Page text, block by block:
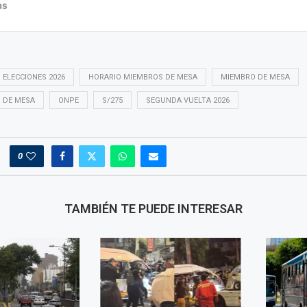
ELECCIONES 2026 HORARIO MIEMBROS DE MESA MIEMBRO DE MESA
MESA ONPE S/275 SEGUNDA VUELTA 2026
0
TAMBIÉN TE PUEDE INTERESAR